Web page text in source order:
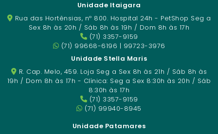
Unidade Itaigara
Rua das Hortênsias, nº 800. Hospital 24h - PetShop Seg a
Sex 8h às 20h / Sáb 8h às 19h / Dom 8h às 17h
(71) 3357-9159
(71) 99668-6196 | 99723-3976
Unidade Stella Maris
R. Cap. Melo, 459. Loja Seg a Sex 8h às 21h / Sáb 8h às
19h / Dom 8h às 17h - Clínica: Seg a Sex 8:30h às 20h / Sáb
8:30h às 17h
(71) 3357-9159
(71) 99940-8945
Unidade Patamares